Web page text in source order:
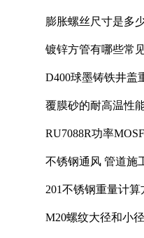
膨胀螺丝尺寸是多
镀锌方管有哪些常
D400球墨铸铁井盖
覆膜砂的耐高温性
RU7088R功率
不锈钢通风 管道施
201不锈钢重量计算
M20螺纹大径和小